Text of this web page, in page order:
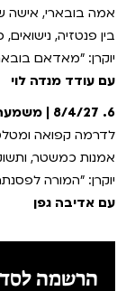
אמה בובארי, אישה
בין פנטזיה,
יוקרן: "מאדאם
עם עודד מנדה לוי
6. 8/4/27 | משמעת, תשוקה ושליטה
לדרמה קפואה
אמנות כמשטר,
יוקרן: "המורה
עם אדיבה גפן
הרשמה